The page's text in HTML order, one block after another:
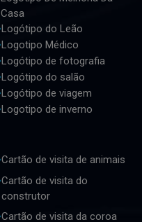
Casa
Logótipo do Leão
Logotipo Médico
Logótipo de fotografia
Logótipo do salão
Logótipo de viagem
Logotipo de inverno
Cartão de visita de animais
Cartão de visita do
construtor
Cartão de visita da coroa